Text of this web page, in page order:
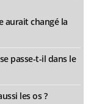
aurait changé la
passe-t-il dans le
les os ?